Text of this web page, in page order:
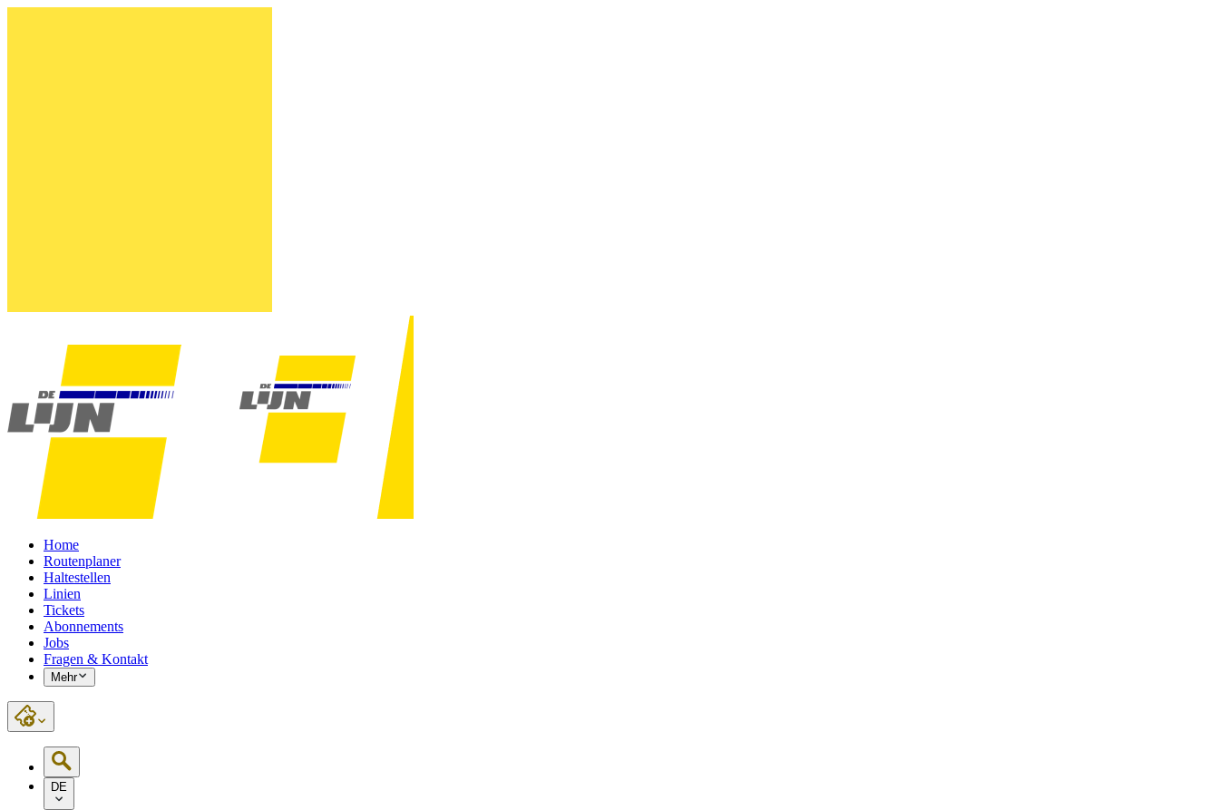
Home
Routenplaner
Haltestellen
Linien
Tickets
Abonnements
Jobs
Fragen & Kontakt
Mehr
DE